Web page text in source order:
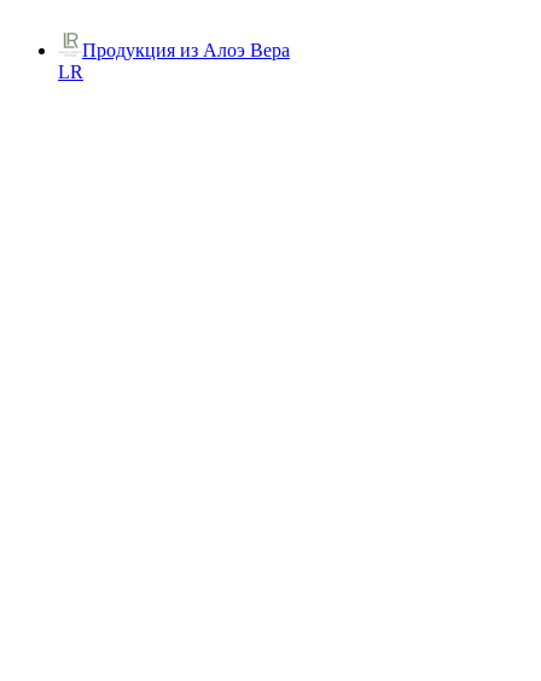
Продукция из Алоэ Вера
LR